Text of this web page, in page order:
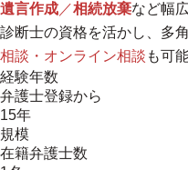
遺言作成 ／相続放棄など幅
診断士の資格を活かし、多
相談・オンライン相談 も可
経験年数
弁護士登録から
15年
規模
在籍弁護士数